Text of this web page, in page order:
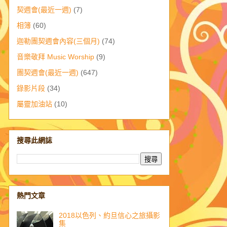
契週會(最近一週) (7)
相簿 (60)
迦勒團契週會內容(三個月) (74)
音樂敬拜 Music Worship (9)
團契週會(最近一週) (647)
錄影片段 (34)
屬靈加油站 (10)
搜尋此網誌
熱門文章
2018以色列、約旦信心之旅攝影
集